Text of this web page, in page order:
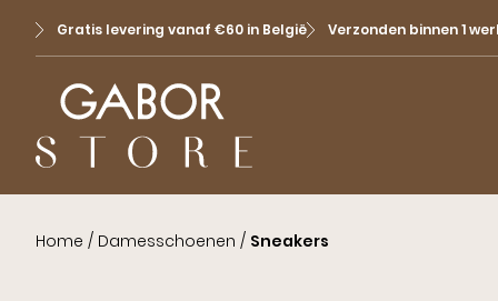
Gratis levering vanaf €60 in België Verzonden binnen 1
Home / Damesschoenen / Sneakers